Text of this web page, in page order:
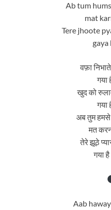
Ab tum
mat
Tere jhoote
gaya
वफ़ा
गया
खुद को
गया
अब तुम हमसे
मत
तेरे झूठे
गया
Aab